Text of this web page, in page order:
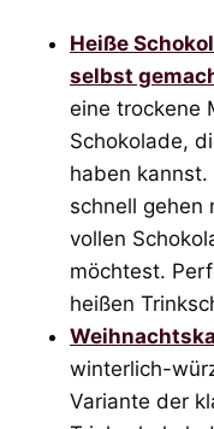
Heiße
selbst
eine trockene
Schokolade,
haben
schnell gehen
vollen
möchtest.
heißen
winterlich-
Variante der